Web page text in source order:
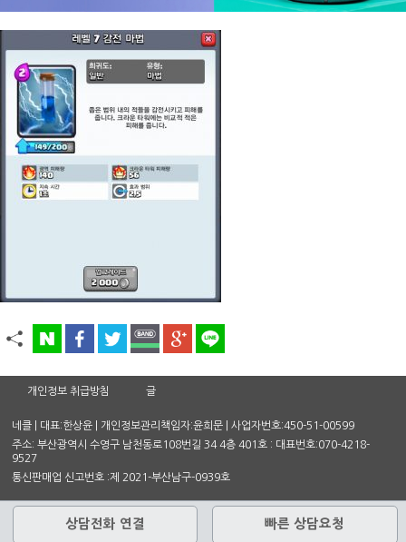
개인정보 취급방침 글
네클 | 대표:한상윤 | 개인정보관리책임자:윤희문 | 사업자번호:450-51-00599
주소: 부산광역시 수영구 남천동로108번길 34 4층 401호 : 대표번호:070-4218-
9527
통신판매업 신고번호 :제 2021-부산남구-0939호
상담전화 연결 빠른 상담요청